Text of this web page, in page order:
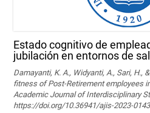
Estado cognitivo de
jubilación en entornos de
Damayanti, K. A., Widyanti, A., Sari, H.,
fitness of Post-Retirement employees
Academic Journal of Interdisciplinary
https://doi.org/10.36941/ajis-2023-0143